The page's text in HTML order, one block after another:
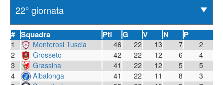
# Squadra Pti G V N P
1 Monterosi Tuscia 46 22 13 7
2
2
Grosseto 42 22 12 6
4
3
Grassina 41 22 12 5
5
4
Albalonga 41 22 11 8
3